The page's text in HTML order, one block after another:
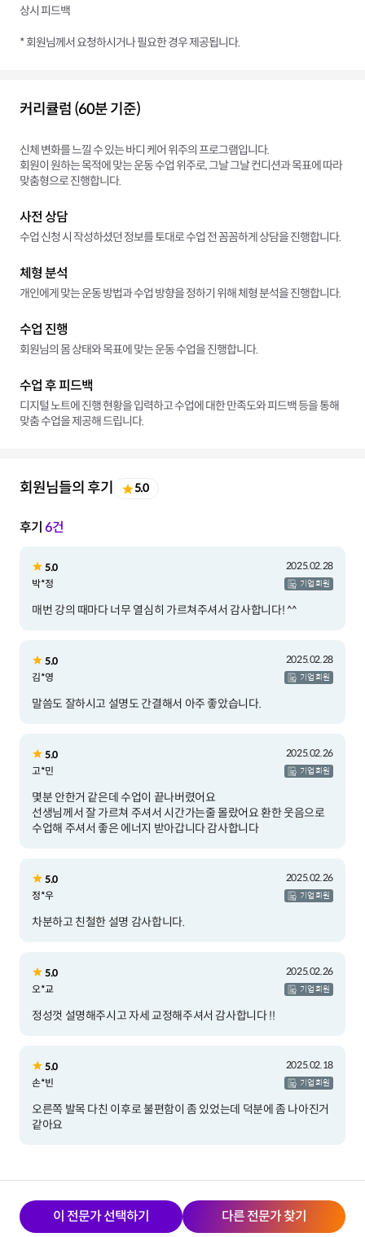
상시 피드백
* 회원님께서 요청하시거나 필요한 경우 제공됩니다.
커리큘럼 (60분 기준)
신체 변화를 느낄 수 있는 바디 케어 위주의 프로그램입니다.
회원이 원하는 목적에 맞는 운동 수업 위주로, 그날 그날 컨디션과 목표에 따라
맞춤형으로 진행합니다.
사전 상담
수업 신청 시 작성하셨던 정보를 토대로 수업 전 꼼꼼하게 상담을 진행합니다.
체형 분석
개인에게 맞는 운동 방법과 수업 방향을 정하기 위해 체형 분석을 진행합니다.
수업 진행
회원님의 몸 상태와 목표에 맞는 운동 수업을 진행합니다.
수업 후 피드백
디지털 노트에 진행 현황을 입력하고 수업에 대한 만족도와 피드백 등을 통해
맞춤 수업을 제공해 드립니다.
회원님들의 후기 5.0
후기 6건
5.0
2025.02.28
박*정
기업 회원
매번 강의 때마다 너무 열심히 가르쳐주셔서 감사합니다! ^^
5.0
2025.02.28
김*영
기업 회원
말씀도 잘하시고 설명도 간결해서 아주 좋았습니다.
5.0
2025.02.26
고*민
기업 회원
몇분 안한거 같은데 수업이 끝나버렸어요
선생님께서 잘 가르쳐 주셔서 시간가는줄 몰랐어요 환한 웃음으로
수업해 주셔서 좋은 에너지 받아갑니다 감사합니다
5.0
2025.02.26
정*우
기업 회원
차분하고 친철한 설명 감사합니다.
5.0
2025.02.26
오*교
기업 회원
정성껏 설명해주시고 자세 교정해주셔서 감사합니다 !!
5.0
2025.02.18
손*빈
기업 회원
오른쪽 발목 다친 이후로 불편함이 좀 있었는데 덕분에 좀 나아진거
같아요
이 전문가 선택하기 다른 전문가 찾기